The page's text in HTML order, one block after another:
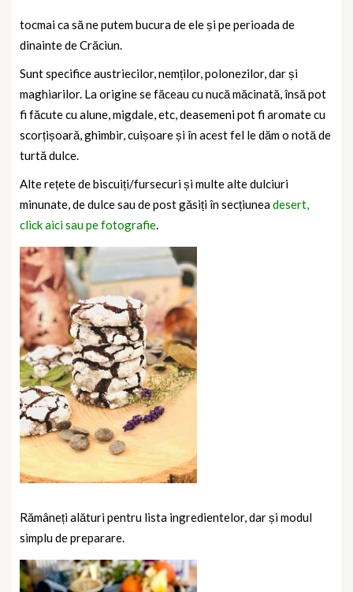
tocmai ca să ne putem bucura de ele și pe perioada de
dinainte de Crăciun.
Sunt specifice austriecilor, nemților, polonezilor, dar și
maghiarilor. La origine se făceau cu nucă măcinată, însă pot
fi făcute cu alune, migdale, etc, deasemeni pot fi aromate cu
scorțișoară, ghimbir, cuișoare și în acest fel le dăm o notă de
turtă dulce.
Alte rețete de biscuiți/fursecuri și multe alte dulciuri
minunate, de dulce sau de post găsiți în secțiuneadesert,
click aici sau pe fotografie.
Rămâneți alături pentru lista ingredientelor, dar și modul
simplu de preparare.